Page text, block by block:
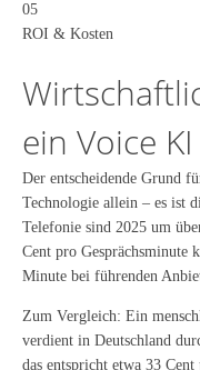
05
ROI & Kosten
ein Voice
Der entscheidende Grund
Technologie allein – es ist
Telefonie sind 2025 um
Cent pro Gesprächsminute
Minute bei führenden
Zum Vergleich: Ein
verdient in Deutschland
das entspricht etwa 33